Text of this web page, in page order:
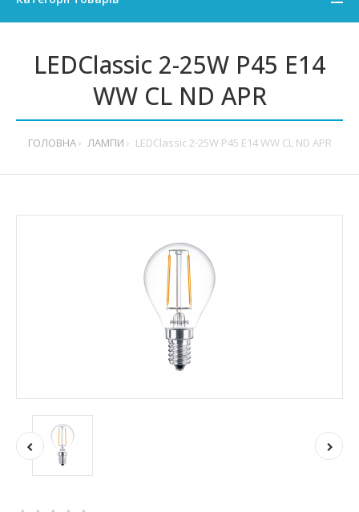
LEDClassic 2-25W P45 E14
WW CL ND APR
ГОЛОВНА ЛАМПИ LEDClassic 2-25W P45 E14 WW CL ND APR